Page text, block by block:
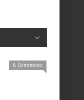
6 Comments